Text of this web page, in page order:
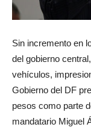
Sin incremento en
del gobierno
vehículos,
Gobierno del DF
pesos como parte
mandatario Miguel